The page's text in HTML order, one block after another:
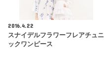
2016.4.22
スナイデルフラワーフレアチュニ
ックワンピース